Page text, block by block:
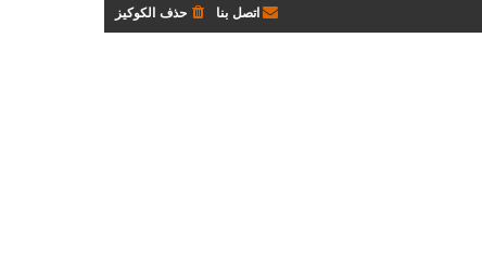
حذف الكوكيز اتصل بنا